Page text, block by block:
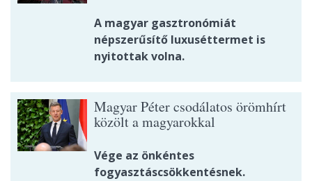
A magyar gasztronómiát
népszerűsítő luxuséttermet is
nyitottak volna.
Magyar Péter csodálatos örömhírt
közölt a magyarokkal
Vége az önkéntes
fogyasztáscsökkentésnek.